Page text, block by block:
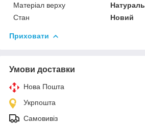
Матеріал верху
Стан
Новий
Приховати
Умови доставки
Нова Пошта
Укрпошта
Самовивіз